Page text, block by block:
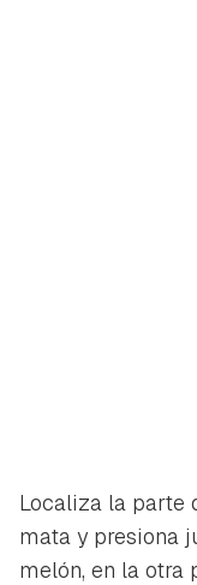
Localiza la parte
mata y presiona
melón, en la otra